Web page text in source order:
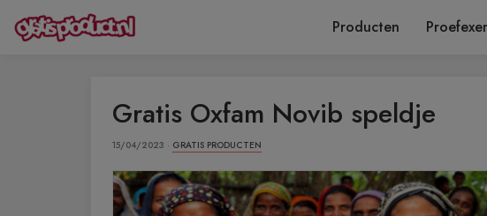
Producten
Gratis Oxfam Novib speldje
15/04/2023 · GRATIS PRODUCTEN